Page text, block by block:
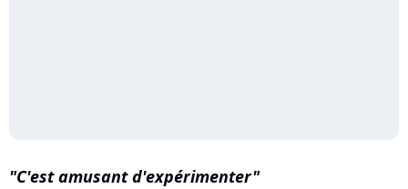
C'est amusant d'expérimenter